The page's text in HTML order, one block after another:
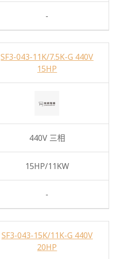
-
SF3-043-11K/7.5K-G 440V
15HP
440V 三相
15HP/11KW
-
SF3-043-15K/11K-G 440V
20HP